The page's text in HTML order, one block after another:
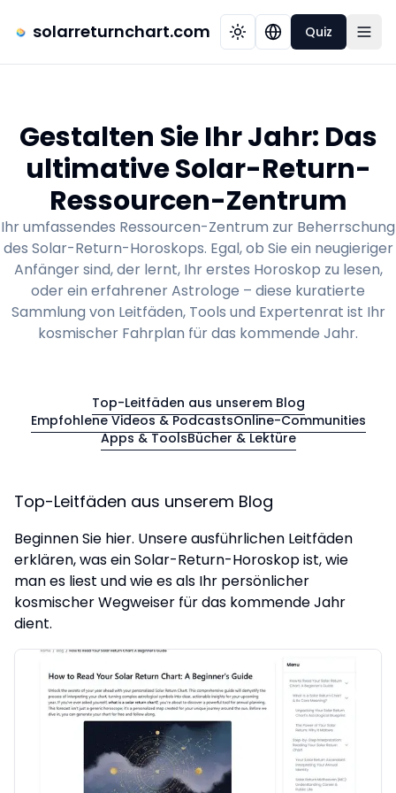
solarreturnchart.com Quiz
Gestalten Sie Ihr Jahr: Das
ultimative Solar-Return-
Ressourcen-Zentrum
Ihr umfassendes Ressourcen-Zentrum zur Beherrschung
des Solar-Return-Horoskops. Egal, ob Sie ein neugieriger
Anfänger sind, der lernt, Ihr erstes Horoskop zu lesen,
oder ein erfahrener Astrologe – diese kuratierte
Sammlung von Leitfäden, Tools und Expertenrat ist Ihr
kosmischer Fahrplan für das kommende Jahr.
Top-Leitfäden aus unserem Blog
Empfohlene Videos & PodcastsOnline-Communities
Apps & ToolsBücher & Lektüre
Top-Leitfäden aus unserem Blog
Beginnen Sie hier. Unsere ausführlichen Leitfäden
erklären, was ein Solar-Return-Horoskop ist, wie
man es liest und wie es als Ihr persönlicher
kosmischer Wegweiser für das kommende Jahr
dient.